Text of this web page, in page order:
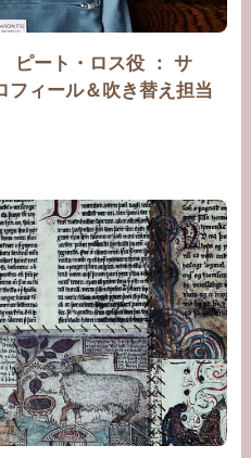
ピート・ロス役 ： サ
フィール＆吹き替え担当